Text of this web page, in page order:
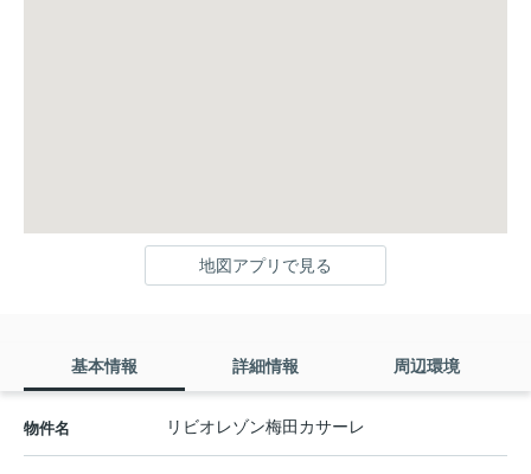
地図アプリで見る
基本情報 詳細情報 周辺環境
物件名 リビオレゾン梅田カサーレ